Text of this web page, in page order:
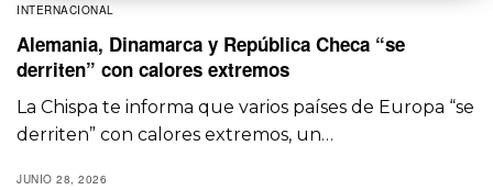
INTERNACIONAL
Alemania, Dinamarca y República Checa “se
derriten” con calores extremos
La Chispa te informa que varios países de Europa “se
derriten” con calores extremos, un…
JUNIO 28, 2026